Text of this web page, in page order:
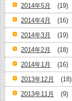
2014年5月
(19)
2014年4月
(16)
2014年3月
(19)
2014年2月
(18)
2014年1月
(16)
2013年12月
(18)
2013年11月
(9)